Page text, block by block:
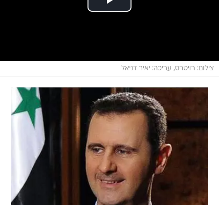
צילום: רויטרס, עריכה: יאיר דניאל